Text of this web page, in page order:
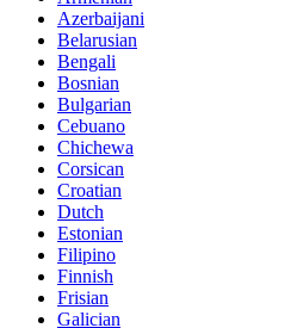
Azerbaijani
Belarusian
Bengali
Bosnian
Bulgarian
Cebuano
Chichewa
Corsican
Croatian
Dutch
Estonian
Filipino
Finnish
Frisian
Galician